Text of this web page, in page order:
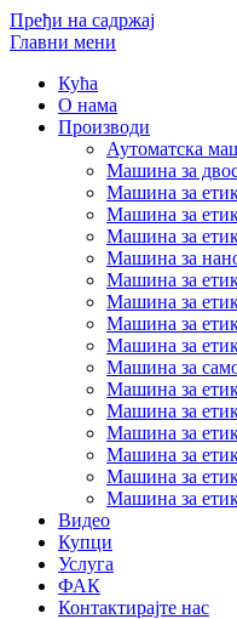
Пређи на садржај
Главни мени
Кућа
О нама
Производи
Аутоматска
Машина за
Машина за
Машина за
Машина за
Машина за
Машина за
Машина за
Машина за
Машина за
Машина за
Машина за
Машина за
Машина за
Машина за
Машина за
Машина за
Видео
Купци
Услуга
ФАК
Контактирајте нас